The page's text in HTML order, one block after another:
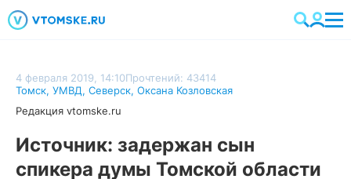
4 февраля 2019, 14:10Прочтений: 43414
Томск, УМВД, Северск, Оксана Козловская
Редакция vtomske.ru
Источник: задержан сын
спикера думы Томской области